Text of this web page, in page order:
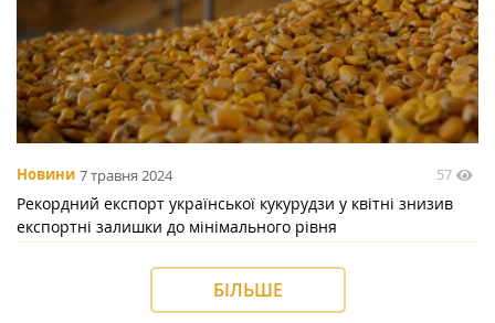
Новини 7 травня 2024 57
Рекордний експорт української кукурудзи у квітні знизив
експортні залишки до мінімального рівня
БІЛЬШЕ